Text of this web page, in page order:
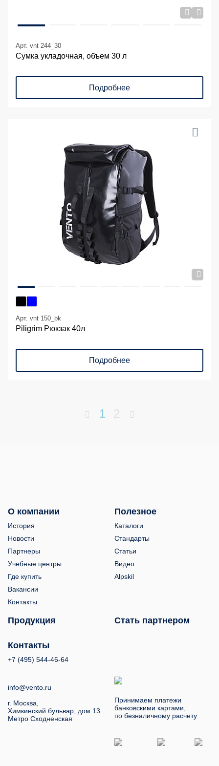
Арт. vnt 244_30
Сумка укладочная, объем 30 л
Подробнее
Арт. vnt 150_bk
Piligrim Рюкзак 40л
Подробнее
1 2
О компании
История
Новости
Партнеры
Учебные центры
Где купить
Вакансии
Контакты
Полезное
Каталоги
Стандарты
Статьи
Видео
Alpskil
Продукция Стать партнером
Контакты
+7 (495) 544-46-64
info@vento.ru
г. Москва,
Химкинский бульвар, дом 13.
Метро Сходненская
Принимаем платежи
банковскими картами,
по безналичному расчету